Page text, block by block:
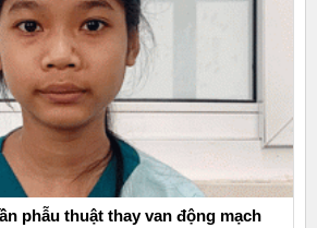
phẫu thuật thay van động mạch